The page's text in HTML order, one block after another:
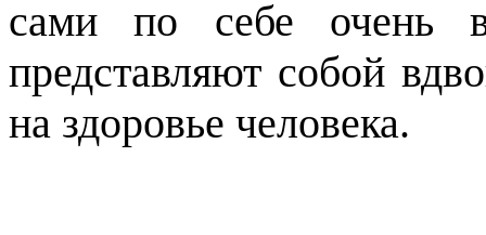
сами по себе очень
представляют собой
на здоровье человека.